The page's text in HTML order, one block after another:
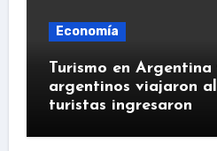
Economía
Turismo en Argentina
argentinos viajaron
turistas ingresaron